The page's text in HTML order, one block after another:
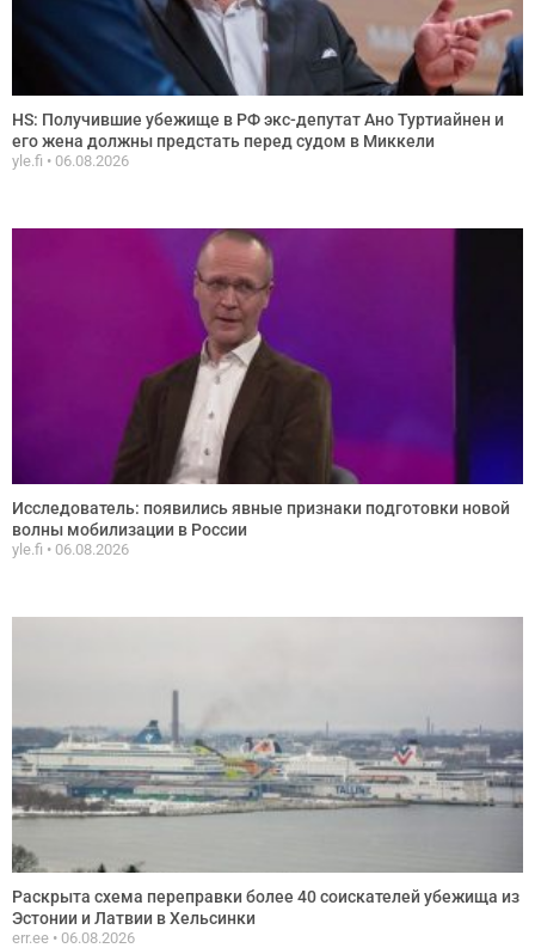
HS: Получившие убежище в РФ экс-депутат Ано Туртиайнен и
его жена должны предстать перед судом в Миккели
yle.fi 06.08.2026
Исследователь: появились явные признаки подготовки новой
волны мобилизации в России
yle.fi 06.08.2026
Раскрыта схема переправки более 40 соискателей убежища из
Эстонии и Латвии в Хельсинки
err.ee 06.08.2026